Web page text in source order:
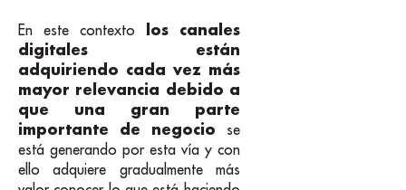
En este contexto
los canales
digitales están
adquiriendo cada vez más
mayor relevancia debido a
que una gran parte
importante de negocio se
está generando por esta vía y con
ello adquiere gradualmente más